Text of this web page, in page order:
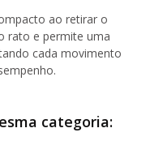
ao retirar o
rato e permite uma
cada movimento
categoria: